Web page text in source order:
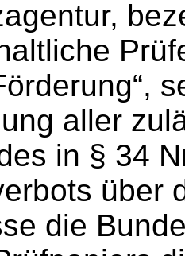
aller
in § 34
über
die